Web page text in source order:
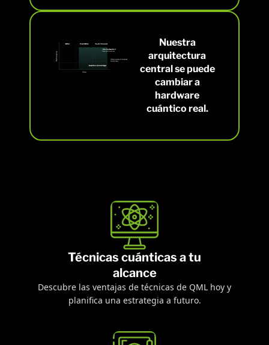
Nuestra
arquitectura
central se puede
cambiar a
hardware
cuántico real.
Técnicas cuánticas a tu
alcance
Descubre las ventajas de técnicas de QML hoy y
planifica una estrategia a futuro.